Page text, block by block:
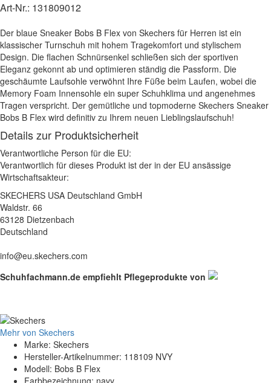
Art-Nr.: 131809012
Der blaue Sneaker Bobs B Flex von Skechers für Herren ist ein
klassischer Turnschuh mit hohem Tragekomfort und stylischem
Design. Die flachen Schnürsenkel schließen sich der sportiven
Eleganz gekonnt ab und optimieren ständig die Passform. Die
geschäumte Laufsohle verwöhnt Ihre Füße beim Laufen, wobei die
Memory Foam Innensohle ein super Schuhklima und angenehmes
Tragen verspricht. Der gemütliche und topmoderne Skechers Sneaker
Bobs B Flex wird definitiv zu Ihrem neuen Lieblingslaufschuh!
Details zur Produktsicherheit
Verantwortliche Person für die EU:
Verantwortlich für dieses Produkt ist der in der EU ansässige
Wirtschaftsakteur:
SKECHERS USA Deutschland GmbH
Waldstr. 66
63128 Dietzenbach
Deutschland
info@eu.skechers.com
Schuhfachmann.de empfiehlt Pflegeprodukte von
Mehr von Skechers
Marke: Skechers
Hersteller-Artikelnummer: 118109 NVY
Modell: Bobs B Flex